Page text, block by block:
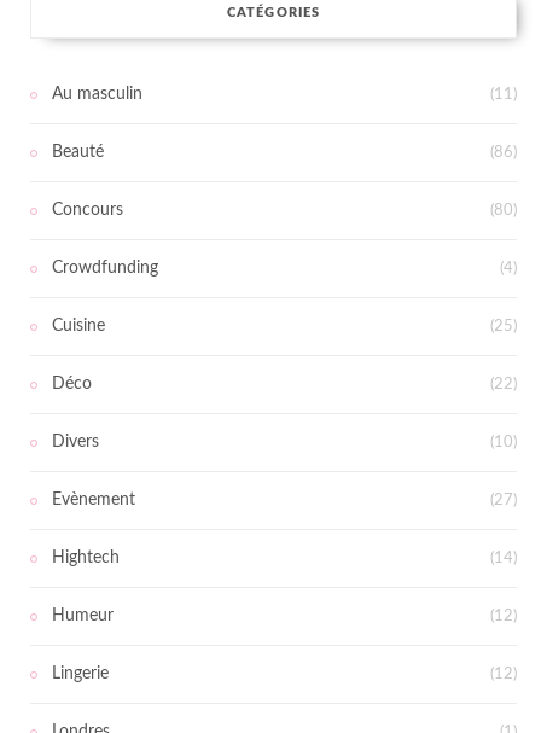
CATÉGORIES
Au masculin (11)
Beauté (86)
Concours (80)
Crowdfunding (4)
Cuisine (25)
Déco (22)
Divers (10)
Evènement (27)
Hightech (14)
Humeur (12)
Lingerie (12)